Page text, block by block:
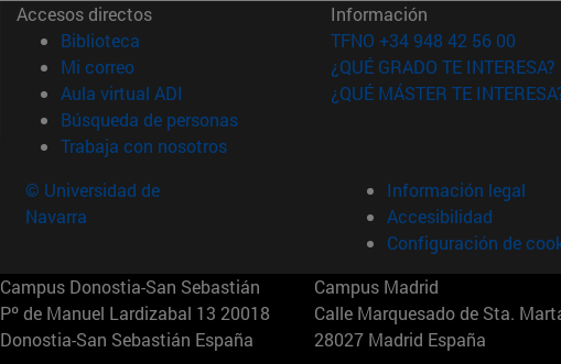
Accesos directos
Biblioteca (abre en nueva ventana)
Mi correo(abre en nueva ventana)
Aula virtual ADI (abre en nueva ventana)
Búsqueda de personas(abre en nueva ventana)
Trabaja con nosotros(abre en nueva ventana)
Información
TFNO +34 948 42 56 00
¿QUÉ GRADO TE INTERESA?
¿QUÉ MÁSTER TE
© Universidad de
Navarra
Información legal
Accesibilidad
Configuración de
Campus Donostia-San Sebastián
Pº de Manuel Lardizabal 13 20018
Donostia-San Sebastián España
Campus Madrid
Calle Marquesado de Sta.
28027 Madrid España